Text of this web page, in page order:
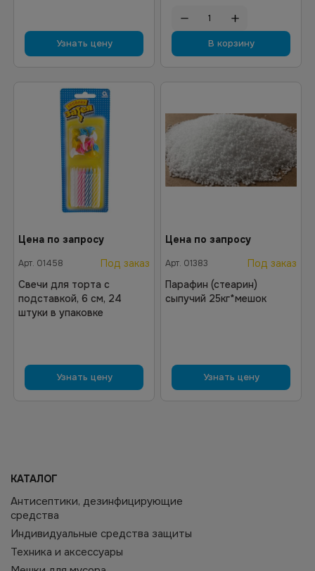
Узнать цену В корзину
Цена по запросу
Арт. 01458
Под заказ
Свечи для торта с
подставкой, 6 см, 24
штуки в упаковке
Узнать цену
Цена по запросу
Арт. 01383
Под заказ
Парафин (стеарин)
сыпучий 25кг*мешок
Узнать цену
КАТАЛОГ
Антисептики, дезинфицирующие
средства
Индивидуальные средства защиты
Техника и аксессуары